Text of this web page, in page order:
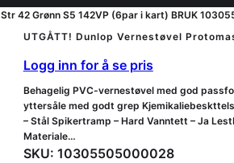
42 Grønn S5 142VP (6par i kart) BRUK
UTGÅTT! Dunlop Vernestøvel
Logg inn for å se pris
Behagelig PVC-vernestøvel med god
yttersåle med godt grep
– Stål Spikertramp – Hard Vanntett – Ja
Materiale…
SKU: 10305505000028